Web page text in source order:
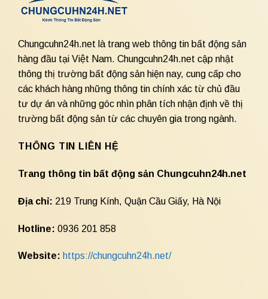
Chungcuhn24h.net là trang web thông tin bất động sản
hàng đầu tại Việt Nam. Chungcuhn24h.net cập nhật
thông thị trường bất động sản hiện nay, cung cấp cho
các khách hàng những thông tin chính xác từ chủ đầu
tư dự án và những góc nhìn phân tích nhận định về thị
trường bất động sản từ các chuyên gia trong ngành.
THÔNG TIN LIÊN HỆ
Trang thông tin bất động sản Chungcuhn24h.net
Địa chỉ: 219 Trung Kính, Quận Cầu Giấy, Hà Nội
Hotline: 0936 201 858
Website: https://chungcuhn24h.net/